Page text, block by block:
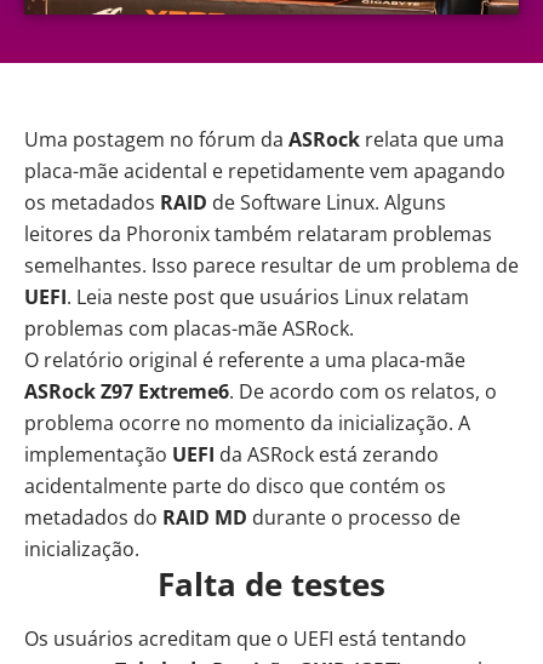
Uma postagem no fórum da ASRock relata que uma
placa-mãe acidental e repetidamente vem apagando
os metadados RAID de Software Linux. Alguns
leitores da Phoronix também relataram problemas
semelhantes. Isso parece resultar de um problema de
UEFI. Leia neste post que usuários Linux relatam
problemas com placas-mãe ASRock.
O relatório original é referente a uma placa-mãe
ASRock Z97 Extreme6. De acordo com os relatos, o
problema ocorre no momento da inicialização. A
implementação UEFI da ASRock está zerando
acidentalmente parte do disco que contém os
metadados do RAID MD durante o processo de
inicialização.
Falta de testes
Os usuários acreditam que o UEFI está tentando